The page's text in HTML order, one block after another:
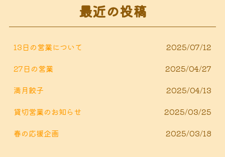
k
最近の投稿
13日の営業について
2025/07/12
27日の営業
2025/04/27
満月餃子
2025/04/13
貸切営業のお知らせ
2025/03/25
春の応援企画
2025/03/18